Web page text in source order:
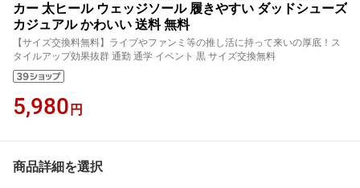
カー 太ヒール ウェッジソール 履きやすい ダッドシューズ
カジュアル かわいい 送料 無料
【サイズ交換料無料】ライブやファンミ等の推し活に持って来いの厚底！ス
タイルアップ効果抜群 通勤 通学 イベント 黒 サイズ交換無料
5,980 円
商品詳細を選択